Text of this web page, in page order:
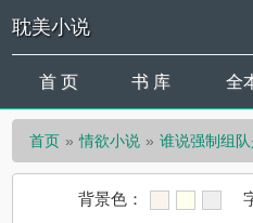
耽美小说
首 页 书 库 全
首页 情欲小说 谁说强制组
背景色：